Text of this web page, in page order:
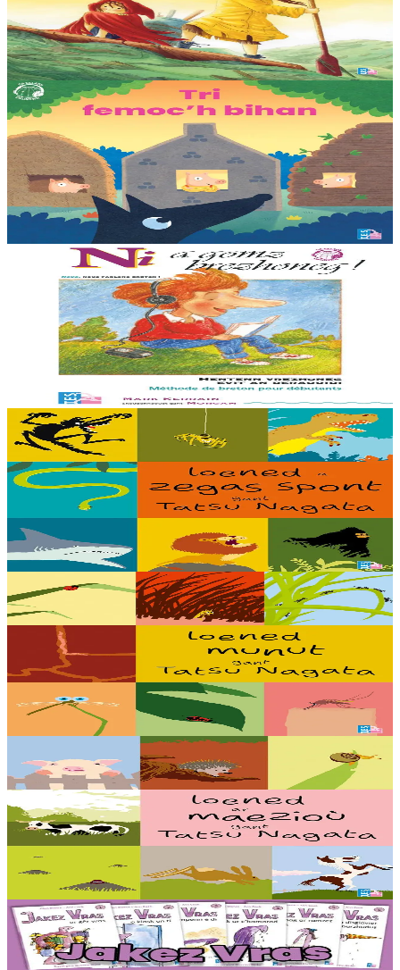
Deuet eo ar mor da vezañ ur pezh lennad loustoni hep netra vev
ennañ ken. Div c’hoar zo o chom war un enez plastik, o klask bevañ
evel ma c’hallont, e-touez al lastez....
Er stok25,00 €
3 bloaz hag ouzhpenn
TES
Tri femoc'h bihan
Ur wech e oa tri femoc’h bihan hag a veve eürus gant o zud. Un
deiz koulskoude e voe poent da bep hini kaout e di ! Ur rummad
savet a-ratozh evit ar vugale...
11 vloaz hag ouzhpenn
Ni a gomz brezhoneg
Un hentenn brezhoneg evit deraouidi al lise. En embannadur-mañ ez
eus ur c’hod el levr evit selaou an enrolladennoù enlinenn. Trede
embannadur.
23,00 €
5 bloaz hag ouzhpenn
TES
Loened a zegas spont
Debriñ kig a reont, toullañ a reont pejoù, yudal a reont pe gwelet en
noz hag an holl a laka bihan ha bras da grenañ : setu loened a zegas
spont gant ar...
Er stok16,00 €
TES
Loened munut
Dozviñ a reont vioù, flemmañ a reont, bevañ e tropadoù, nijal ha
gwech a vez ez eont a-stlej : setu loened munut gant ar c’helenner
Tatsu Nagata !...
TES
Loened ar maezioù
Speuñial a reont, debriñ geot, goañvaat, dindan an douar e vezont o
chom pe dozviñ vioù a reont : setu loened diwar ar maez gant ar
c’helenner Tastu Nagata !...
16,00 €
6 vloaz hag ouzhpenn
TES
Jakez Vras - Dastumad hollek (12 levr)